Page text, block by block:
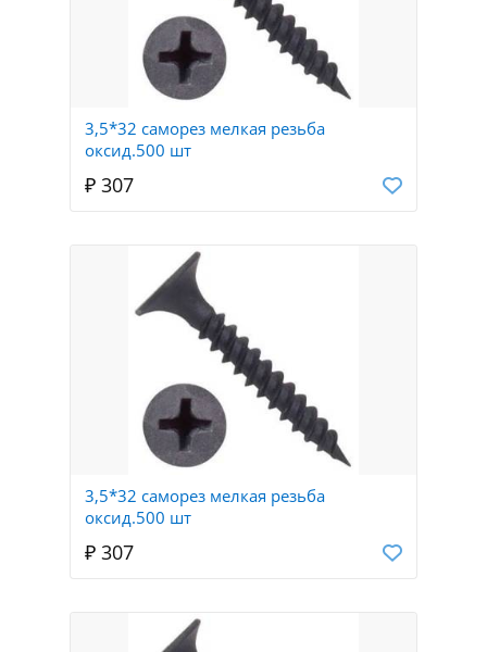
3,5*32 саморез мелкая резьба
оксид.500 шт
₽ 307
3,5*32 саморез мелкая резьба
оксид.500 шт
₽ 307